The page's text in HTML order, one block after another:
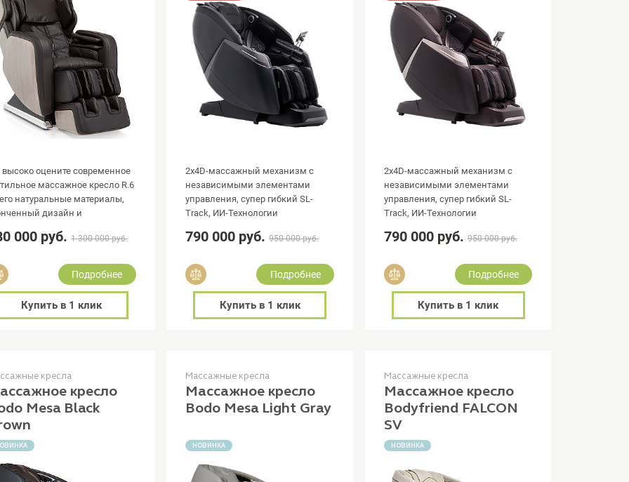
оцените современное
массажное кресло R.6
натуральные материалы,
дизайн и
000 руб. 1 300 000 руб.
Добавить в сравнение
Подробнее
Купить в 1 клик
2х4D-массажный механизм с
независимыми элементами
управления, супер гибкий SL-
Track, ИИ-Технологии
790 000 руб. 950 000 руб.
Добавить в сравнение
Подробнее
Купить в 1 клик
2х4D-массажный механизм с
независимыми элементами
управления, супер гибкий SL-
Track, ИИ-Технологии
790 000 руб. 950 000 руб.
Добавить в сравнение
Подробнее
Купить в 1 клик
кресла
кресло
Mesa Black
Массажные кресла
Массажное кресло
Bodo Mesa Light Gray
НОВИНКА
Массажные кресла
Массажное кресло
Bodyfriend FALCON
SV
НОВИНКА